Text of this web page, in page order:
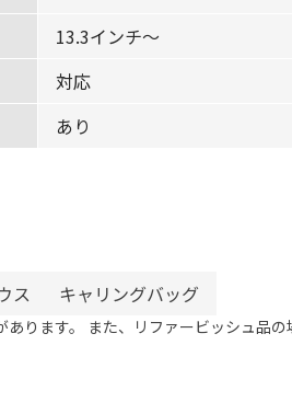
13.3インチ〜
対応
あり
ス キャリングバッグ
ります。 また、リファービッシュ品